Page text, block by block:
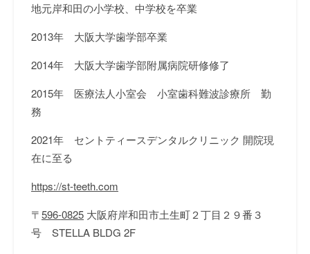
地元岸和田の小学校、中学校を卒業
2013年 大阪大学歯学部卒業
2014年 大阪大学歯学部附属病院研修修了
2015年 医療法人小室会 小室歯科難波診療所 勤
務
2021年 セントティースデンタルクリニック 開院現
在に至る
https://st-teeth.com
〒596-0825 大阪府岸和田市土生町２丁目２９番３
号 STELLA BLDG 2F